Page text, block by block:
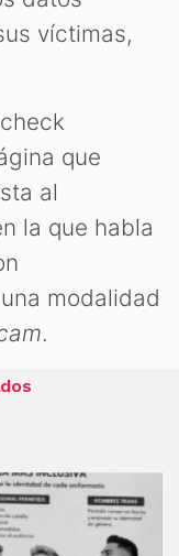
víctimas,
que
al
la que habla
modalidad
.